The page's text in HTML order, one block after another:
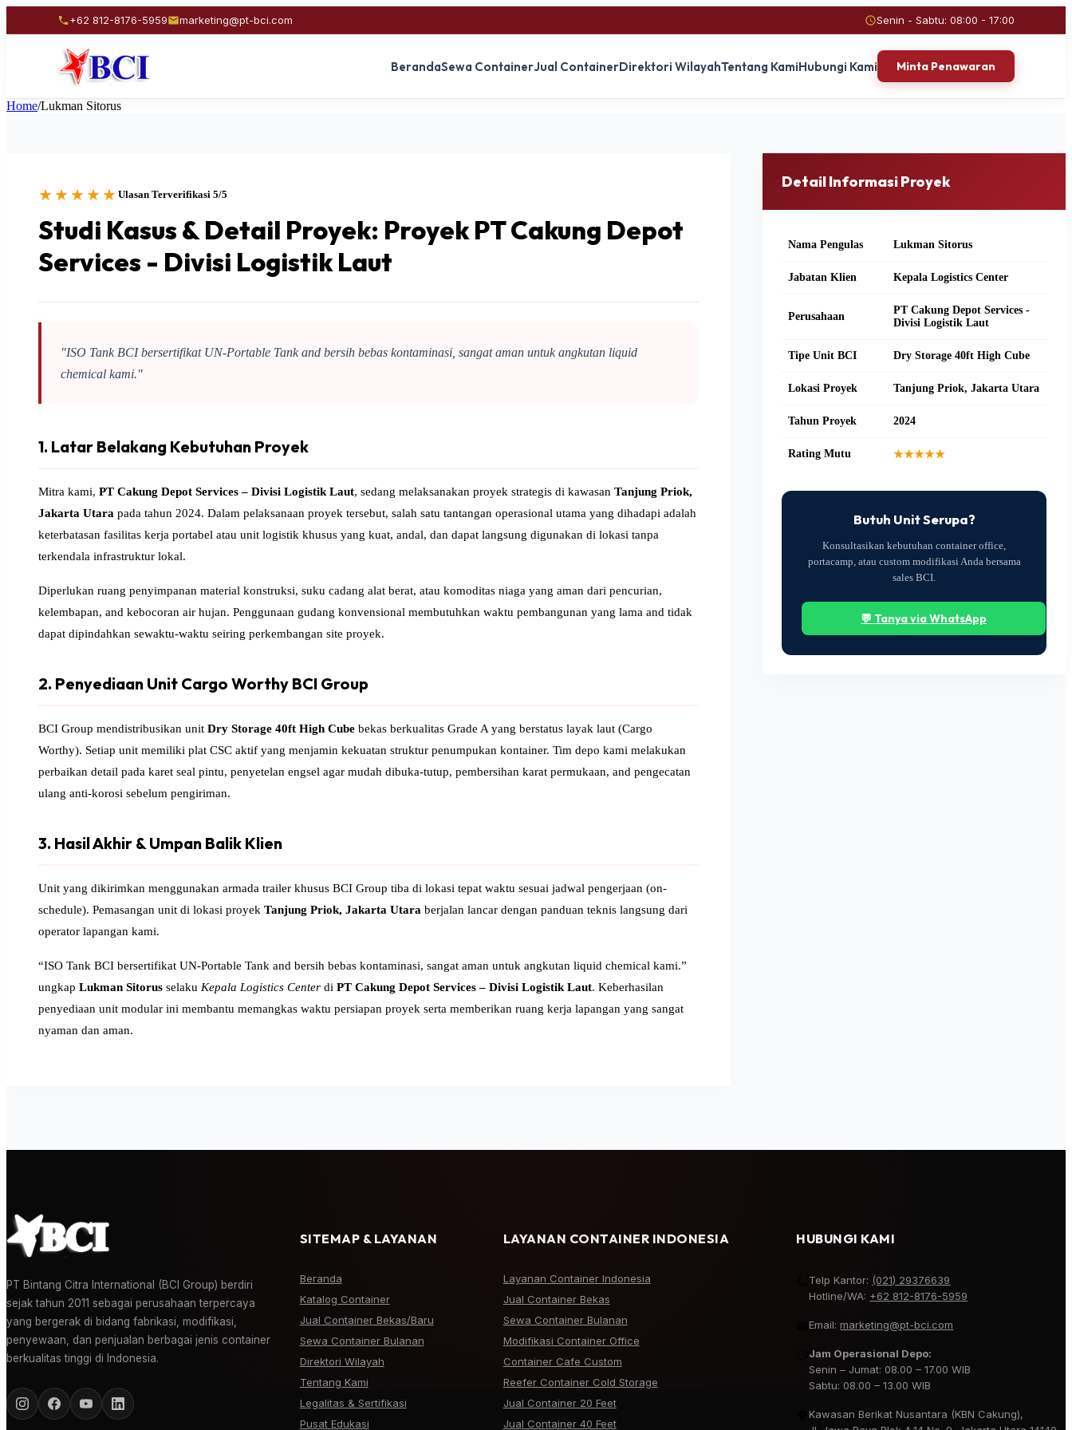
+62 812-8176-5959 marketing@pt-bci.com Senin - Sabtu: 08:00 - 17:00
BerandaSewa ContainerJual ContainerDirektori WilayahTentang KamiHubungi Kami Minta Penawaran
Home/Lukman Sitorus
★★★★★ Ulasan Terverifikasi 5/5
Studi Kasus & Detail Proyek: Proyek PT Cakung Depot
Services - Divisi Logistik Laut
"ISO Tank BCI bersertifikat UN-Portable Tank and bersih bebas kontaminasi, sangat aman untuk angkutan liquid
chemical kami."
1. Latar Belakang Kebutuhan Proyek
Mitra kami, PT Cakung Depot Services – Divisi Logistik Laut, sedang melaksanakan proyek strategis di kawasan Tanjung Priok,
Jakarta Utara pada tahun 2024. Dalam pelaksanaan proyek tersebut, salah satu tantangan operasional utama yang dihadapi adalah
keterbatasan fasilitas kerja portabel atau unit logistik khusus yang kuat, andal, dan dapat langsung digunakan di lokasi tanpa
terkendala infrastruktur lokal.
Diperlukan ruang penyimpanan material konstruksi, suku cadang alat berat, atau komoditas niaga yang aman dari pencurian,
kelembapan, and kebocoran air hujan. Penggunaan gudang konvensional membutuhkan waktu pembangunan yang lama and tidak
dapat dipindahkan sewaktu-waktu seiring perkembangan site proyek.
2. Penyediaan Unit Cargo Worthy BCI Group
BCI Group mendistribusikan unit Dry Storage 40ft High Cube bekas berkualitas Grade A yang berstatus layak laut (Cargo
Worthy). Setiap unit memiliki plat CSC aktif yang menjamin kekuatan struktur penumpukan kontainer. Tim depo kami melakukan
perbaikan detail pada karet seal pintu, penyetelan engsel agar mudah dibuka-tutup, pembersihan karat permukaan, and pengecatan
ulang anti-korosi sebelum pengiriman.
3. Hasil Akhir & Umpan Balik Klien
Unit yang dikirimkan menggunakan armada trailer khusus BCI Group tiba di lokasi tepat waktu sesuai jadwal pengerjaan (on-
schedule). Pemasangan unit di lokasi proyek Tanjung Priok, Jakarta Utara berjalan lancar dengan panduan teknis langsung dari
operator lapangan kami.
“ISO Tank BCI bersertifikat UN-Portable Tank and bersih bebas kontaminasi, sangat aman untuk angkutan liquid chemical kami.”
ungkap Lukman Sitorus selaku Kepala Logistics Center di PT Cakung Depot Services – Divisi Logistik Laut. Keberhasilan
penyediaan unit modular ini membantu memangkas waktu persiapan proyek serta memberikan ruang kerja lapangan yang sangat
nyaman dan aman.
Detail Informasi Proyek
Nama Pengulas Lukman Sitorus
Jabatan Klien Kepala Logistics Center
Perusahaan
PT Cakung Depot Services -
Divisi Logistik Laut
Tipe Unit BCI Dry Storage 40ft High Cube
Lokasi Proyek Tanjung Priok, Jakarta Utara
Tahun Proyek 2024
Rating Mutu ★★★★★
Butuh Unit Serupa?
Konsultasikan kebutuhan container office,
portacamp, atau custom modifikasi Anda bersama
sales BCI.
💬 Tanya via WhatsApp
PT Bintang Citra International (BCI Group) berdiri
sejak tahun 2011 sebagai perusahaan terpercaya
yang bergerak di bidang fabrikasi, modifikasi,
penyewaan, dan penjualan berbagai jenis container
berkualitas tinggi di Indonesia.
SITEMAP & LAYANAN
Beranda
Katalog Container
Jual Container Bekas/Baru
Sewa Container Bulanan
Direktori Wilayah
Tentang Kami
Legalitas & Sertifikasi
Pusat Edukasi
LAYANAN CONTAINER INDONESIA
Layanan Container Indonesia
Jual Container Bekas
Sewa Container Bulanan
Modifikasi Container Office
Container Cafe Custom
Reefer Container Cold Storage
Jual Container 20 Feet
Jual Container 40 Feet
HUBUNGI KAMI
Telp Kantor: (021) 29376639
Hotline/WA: +62 812-8176-5959
Email:marketing@pt-bci.com
Jam Operasional Depo:
Senin – Jumat: 08.00 – 17.00 WIB
Sabtu: 08.00 – 13.00 WIB
Kawasan Berikat Nusantara (KBN Cakung),